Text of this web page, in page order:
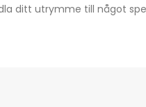
ditt utrymme till något